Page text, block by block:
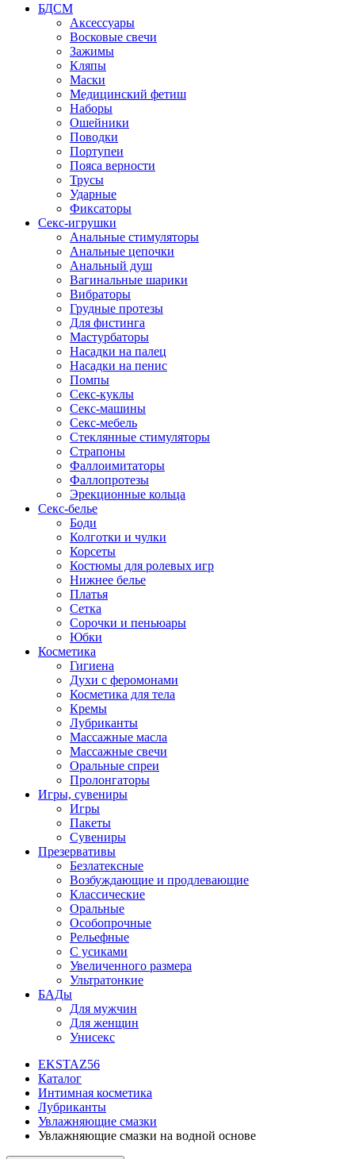
БДСМ
Аксессуары
Восковые свечи
Зажимы
Кляпы
Маски
Медицинский фетиш
Наборы
Ошейники
Поводки
Портупеи
Пояса верности
Трусы
Ударные
Фиксаторы
Секс-игрушки
Анальные стимуляторы
Анальные цепочки
Анальный душ
Вагинальные шарики
Вибраторы
Грудные протезы
Для фистинга
Мастурбаторы
Насадки на палец
Насадки на пенис
Помпы
Секс-куклы
Секс-машины
Секс-мебель
Стеклянные стимуляторы
Страпоны
Фаллоимитаторы
Фаллопротезы
Эрекционные кольца
Секс-белье
Боди
Колготки и чулки
Корсеты
Костюмы для ролевых игр
Нижнее белье
Платья
Сетка
Сорочки и пеньюары
Юбки
Косметика
Гигиена
Духи с феромонами
Косметика для тела
Кремы
Лубриканты
Массажные масла
Массажные свечи
Оральные спреи
Пролонгаторы
Игры, сувениры
Игры
Пакеты
Сувениры
Презервативы
Безлатексные
Возбуждающие и продлевающие
Классические
Оральные
Особопрочные
Рельефные
С усиками
Увеличенного размера
Ультратонкие
БАДы
Для мужчин
Для женщин
Унисекс
EKSTAZ56
Каталог
Интимная косметика
Лубриканты
Увлажняющие смазки
Увлажняющие смазки на водной основе